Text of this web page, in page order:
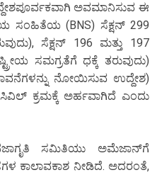
ಅವಮಾನಿಸುವ ಈ
ಸಂಹಿತೆಯ (BNS) ಸೆಕ್ಷನ್ 299
ಸೆಕ್ಷನ್ 196 ಮತ್ತು 197
ಸಮಗ್ರತೆಗೆ ಧಕ್ಕೆ ತರುವುದು)
ನೋಯಿಸುವ ಉದ್ದೇಶ)
ಕ್ರಮಕ್ಕೆ ಅರ್ಹವಾಗಿದೆ ಎಂದು
ಸಮಿತಿಯು ಅಮೆಜಾನ್‌ಗೆ
ಕಾಲಾವಕಾಶ ನೀಡಿದೆ. ಅದರಂತೆ,